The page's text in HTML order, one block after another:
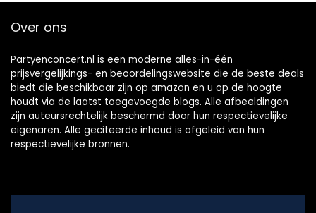
Over ons
Partyenconcert.nl is een moderne alles-in-één
prijsvergelijkings- en beoordelingswebsite die de beste deals
biedt die beschikbaar zijn op amazon en u op de hoogte
houdt via de laatst toegevoegde blogs. Alle afbeeldingen
zijn auteursrechtelijk beschermd door hun respectievelijke
eigenaren. Alle geciteerde inhoud is afgeleid van hun
respectievelijke bronnen.